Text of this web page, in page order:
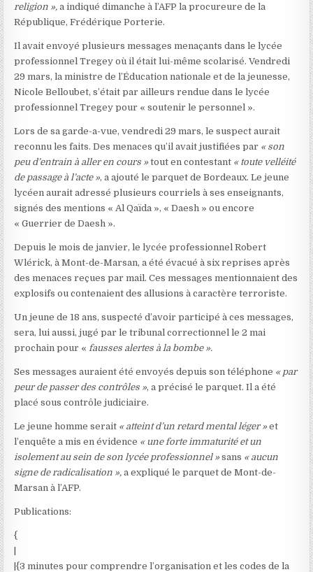
religion », a indiqué dimanche à l’AFP la procureure de la
République, Frédérique Porterie.
Il avait envoyé plusieurs messages menaçants dans le lycée
professionnel Tregey où il était lui-même scolarisé. Vendredi
29 mars, la ministre de l’Éducation nationale et de la jeunesse,
Nicole Belloubet, s’était par ailleurs rendue dans le lycée
professionnel Tregey pour « soutenir le personnel ».
Lors de sa garde-a-vue, vendredi 29 mars, le suspect aurait
reconnu les faits. Des menaces qu’il avait justifiées par « son
peu d’entrain à aller en cours »tout en contestant « toute velléité
de passage à l’acte », a ajouté le parquet de Bordeaux. Le jeune
lycéen aurait adressé plusieurs courriels à ses enseignants,
signés des mentions « Al Qaïda », « Daesh » ou encore
« Guerrier de Daesh ».
Depuis le mois de janvier, le lycée professionnel Robert
Wlérick, à Mont-de-Marsan, a été évacué à six reprises après
des menaces reçues par mail. Ces messages mentionnaient des
explosifs ou contenaient des allusions à caractère terroriste.
Un jeune de 18 ans, suspecté d’avoir participé à ces messages,
sera, lui aussi, jugé par le tribunal correctionnel le 2 mai
prochain pour «fausses alertes à la bombe ».
Ses messages auraient été envoyés depuis son téléphone « par
peur de passer des contrôles », a précisé le parquet. Il a été
placé sous contrôle judiciaire.
Le jeune homme serait « atteint d’un retard mental léger »et
l’enquête a mis en évidence « une forte immaturité et un
isolement au sein de son lycée professionnel »sans « aucun
signe de radicalisation »,a expliqué le parquet de Mont-de-
Marsan à l’AFP.
Publications:
{
|{3 minutes pour comprendre l’organisation et les codes de la